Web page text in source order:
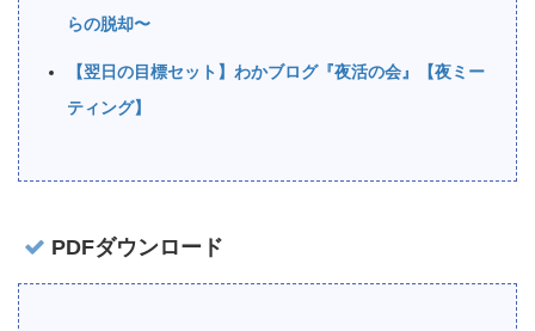
らの脱却〜
【翌日の目標セット】わかブログ『夜活の会』【夜ミー
ティング】
PDFダウンロード